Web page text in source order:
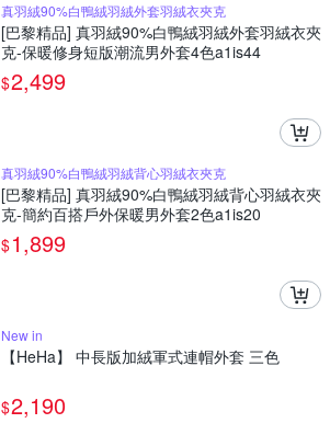
真羽絨90%白鴨絨羽絨外套羽絨衣夾克
[巴黎精品] 真羽絨90%白鴨絨羽絨外套羽絨衣夾
克-保暖修身短版潮流男外套4色a1is44
$2,499
真羽絨90%白鴨絨羽絨背心羽絨衣夾克
[巴黎精品] 真羽絨90%白鴨絨羽絨背心羽絨衣夾
克-簡約百搭戶外保暖男外套2色a1is20
$1,899
New in
【HeHa】 中長版加絨軍式連帽外套 三色
$2,190